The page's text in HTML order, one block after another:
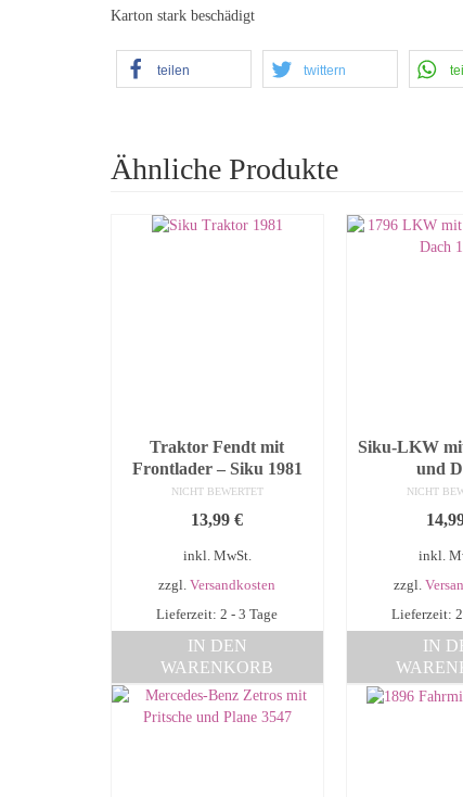
Karton stark beschädigt
teilen twittern
Ähnliche Produkte
Traktor Fendt mit
Frontlader – Siku 1981
NICHT BEWERTET
13,99€
inkl. MwSt.
zzgl.Versandkosten
Lieferzeit: 2 - 3 Tage
IN DEN
WARENKORB
Siku-LKW
und
NICHT
inkl.
zzgl.
Lieferzeit:
IN